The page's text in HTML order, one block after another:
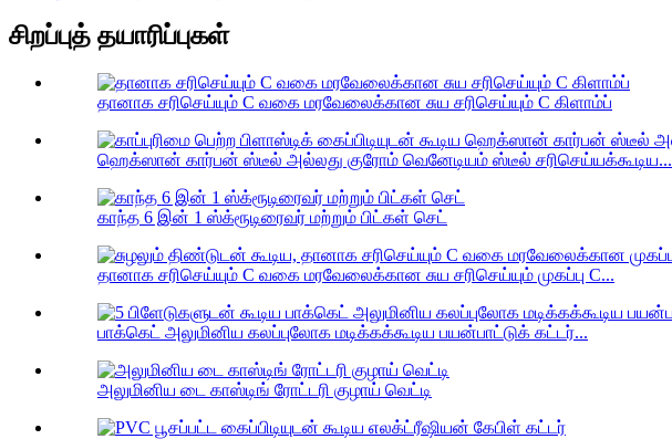
சிறப்புத் தயாரிப்புகள்
தானாக சரிசெய்யும் C வகை மரவேலைக்கான சுய சரிசெய்யும் C கிளாம்ப்
ஹெக்ஸான் கார்பன் ஸ்டீல் அல்லது குரோம் வெனேடியம் ஸ்டீல் சரிசெய்யக்கூடிய...
காந்த 6 இன் 1 ஸ்க்ரூடிரைவர் மற்றும் பிட்கள் செட்
தானாக சரிசெய்யும் C வகை மரவேலைக்கான சுய சரிசெய்யும் முகப்பு C...
பாக்கெட் அலுமினிய கலப்புலோக மடிக்கக்கூடிய பயன்பாட்டுக் கட்டர்...
அலுமினிய டை காஸ்டிங் ரோட்டரி குழாய் வெட்டி